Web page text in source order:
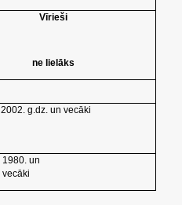
Vīrieši
ne lielāks
2002. g.dz. un vecāki
1980. un
vecāki